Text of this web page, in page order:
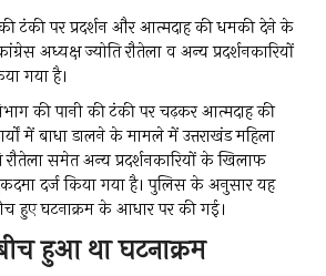
टंकी पर प्रदर्शन और आत्मदाह की धमकी देने के
अध्यक्ष ज्योति रौतेला व अन्य प्रदर्शनकारियों
गया है।
की पानी की टंकी पर चढ़कर आत्मदाह की
में बाधा डालने के मामले में उत्तराखंड महिला
रौतेला समेत अन्य प्रदर्शनकारियों के खिलाफ
दर्ज किया गया है। पुलिस के अनुसार यह
हुए घटनाक्रम के आधार पर की गई।
हुआ था घटनाक्रम